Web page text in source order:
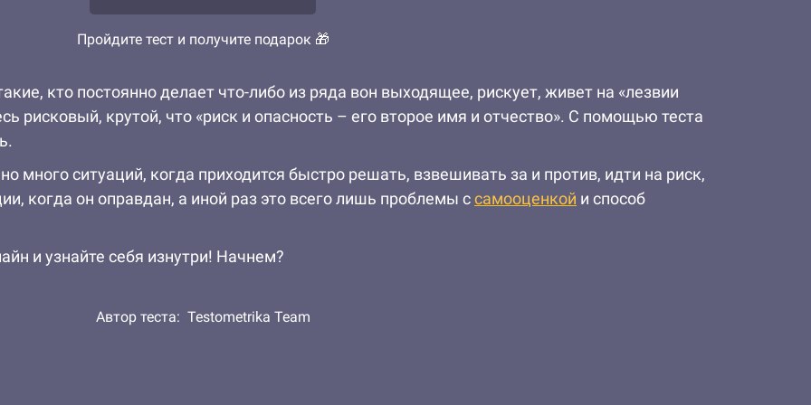
Пройдите тест и получите подарок 🎁
кто постоянно делает что-либо из ряда вон выходящее, рискует, живет на «лезвии
рисковый, крутой, что «риск и опасность – его второе имя и отчество». С помощью теста
много ситуаций, когда приходится быстро решать, взвешивать за и против, идти на риск,
когда он оправдан, а иной раз это всего лишь проблемы ссамооценкой и способ
и узнайте себя изнутри! Начнем?
Автор теста: Testometrika Team